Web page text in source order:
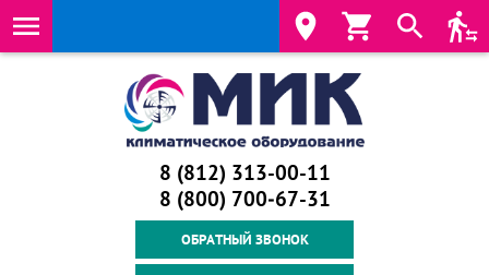
8 (812) 313-00-11
8 (800) 700‑67-31
ОБРАТНЫЙ ЗВОНОК